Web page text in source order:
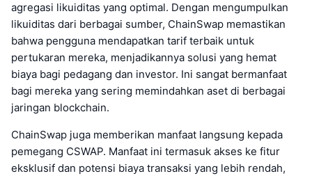
agregasi likuiditas yang optimal. Dengan mengumpulkan
likuiditas dari berbagai sumber, ChainSwap memastikan
bahwa pengguna mendapatkan tarif terbaik untuk
pertukaran mereka, menjadikannya solusi yang hemat
biaya bagi pedagang dan investor. Ini sangat bermanfaat
bagi mereka yang sering memindahkan aset di berbagai
jaringan blockchain.
ChainSwap juga memberikan manfaat langsung kepada
pemegang CSWAP. Manfaat ini termasuk akses ke fitur
eksklusif dan potensi biaya transaksi yang lebih rendah,